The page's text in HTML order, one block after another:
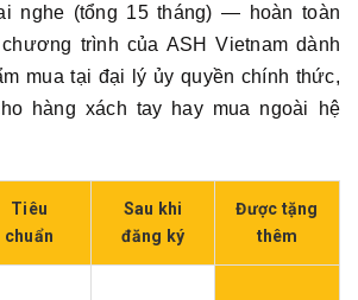
nghe (tổng 15 tháng) — hoàn toàn
trình của ASH Vietnam dành
mua tại đại lý ủy quyền chính thức,
hàng xách tay hay mua ngoài hệ
Tiêu
chuẩn
Sau khi
đăng ký
Được tặng
thêm